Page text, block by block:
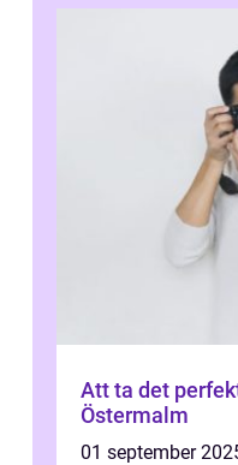
Att ta det
Östermalm
01 september